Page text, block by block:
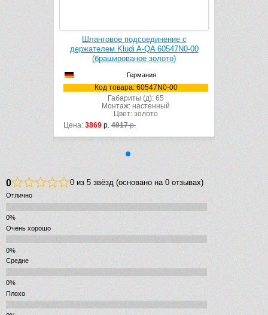
Шланговое подсоединение с
держателем Kludi A-QA 60547N0-00
(брашированое золото)
Германия
Код товара: 60547N0-00
Габариты (д): 65
Монтаж: настенный
Цвет: золото
Цена: 3869 р. 4917р.
0 0 из 5 звёзд (основано на 0 отзывах)
Отлично
Очень хорошо
Средне
Плохо